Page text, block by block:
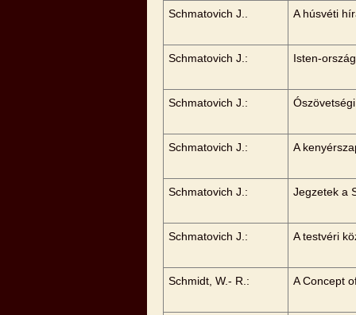
Schmatovich J.. A húsvéti
Schmatovich J.: Isten-
Schmatovich J.:
Schmatovich J.: A
Schmatovich J.: Jegzetek a
Schmatovich J.: A testvéri
Schmidt, W.- R.: A Concept